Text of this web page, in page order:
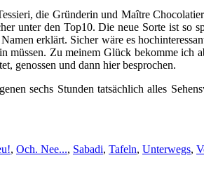
die Gründerin und Maître
unter den Top10. Die neue Sorte ist so
erklärt. Sicher wäre es
Zu meinem Glück bekomme ich
genossen und dann hier besprochen.
sechs Stunden tatsächlich alles
, Och. Nee..., Sabadi, Tafeln, Unterwegs,